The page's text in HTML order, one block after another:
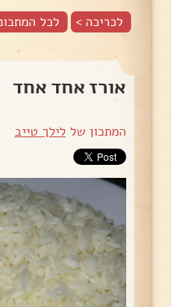
לכריכה > לכל
אורז אחד אחד
המתכון של לילך טייב